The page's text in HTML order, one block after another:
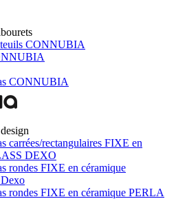
CONNUBIA
CONNUBIA
carrées/rectangulaires FIXE en
DEXO
rondes FIXE en céramique
rondes FIXE en céramique PERLA